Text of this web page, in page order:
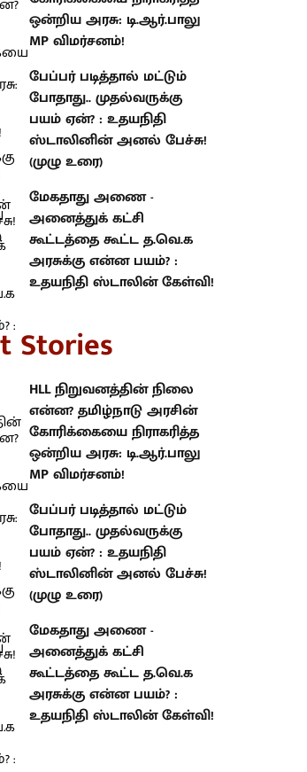
நிறுவனத்தின் நிலை என்ன?
அரசின் கோரிக்கையை
ஒன்றிய அரசு:
MP விமர்சனம்!
படித்தால் மட்டும் போதாது..
பயம் ஏன்? : உதயநிதி
அனல் பேச்சு! (முழு
அணை - அனைத்துக்
கூட்டத்தை கூட்ட த.வெ.க
என்ன பயம்? : உதயநிதி
கேள்வி!
நிறுவனத்தின் நிலை என்ன?
அரசின் கோரிக்கையை
ஒன்றிய அரசு:
MP விமர்சனம்!
படித்தால் மட்டும் போதாது..
பயம் ஏன்? : உதயநிதி
அனல் பேச்சு! (முழு
அணை - அனைத்துக்
கூட்டத்தை கூட்ட த.வெ.க
என்ன பயம்? : உதயநிதி
கேள்வி!